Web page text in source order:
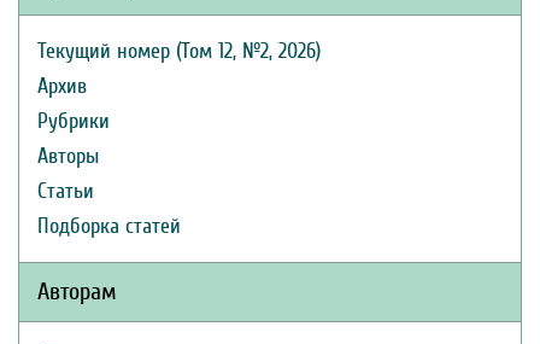
Текущий номер (Том 12, №2, 2026)
Архив
Рубрики
Авторы
Статьи
Подборка статей
Авторам